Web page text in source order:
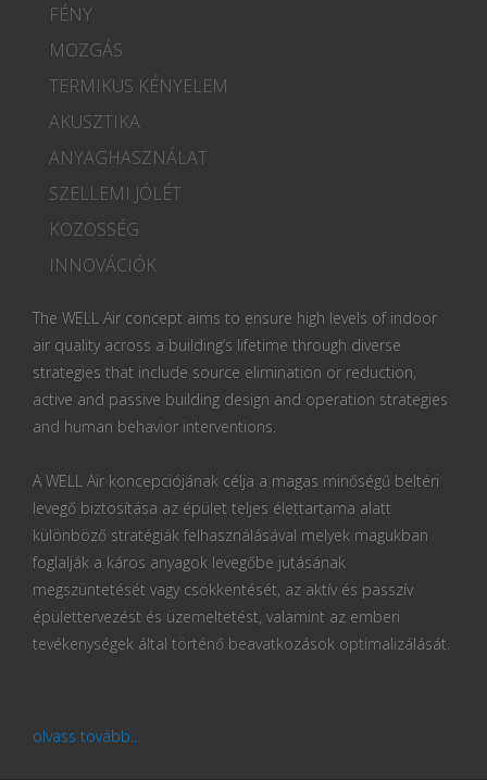
FÉNY
MOZGÁS
TERMIKUS KÉNYELEM
AKUSZTIKA
ANYAGHASZNÁLAT
SZELLEMI JÓLÉT
KÖZÖSSÉG
INNOVÁCIÓK
The WELL Air concept aims to ensure high levels of indoor
air quality across a building’s lifetime through diverse
strategies that include source elimination or reduction,
active and passive building design and operation strategies
and human behavior interventions.
A WELL Air koncepciójának célja a magas minőségű beltéri
levegő biztosítása az épület teljes élettartama alatt
különböző stratégiák felhasználásával melyek magukban
foglalják a káros anyagok levegőbe jutásának
megszüntetését vagy csökkentését, az aktív és passzív
épülettervezést és üzemeltetést, valamint az emberi
tevékenységek által történő beavatkozások optimalizálását.
olvass tovább...